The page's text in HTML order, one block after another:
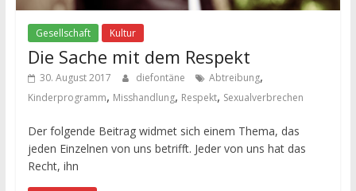
Gesellschaft Kultur
Die Sache mit dem Respekt
30. August 2017 diefontäne Abtreibung,
Kinderprogramm, Misshandlung, Respekt, Sexualverbrechen
Der folgende Beitrag widmet sich einem Thema, das
jeden Einzelnen von uns betrifft. Jeder von uns hat das
Recht, ihn